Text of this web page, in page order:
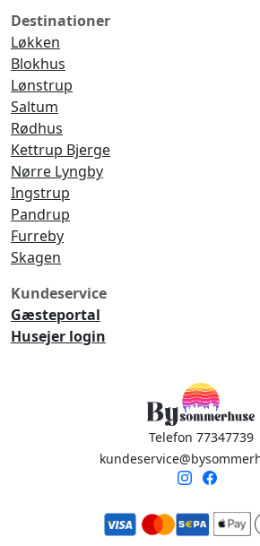
Destinationer
Løkken
Blokhus
Lønstrup
Saltum
Rødhus
Kettrup Bjerge
Nørre Lyngby
Ingstrup
Pandrup
Furreby
Skagen
Kundeservice
Gæsteportal
Husejer login
Telefon 77347739